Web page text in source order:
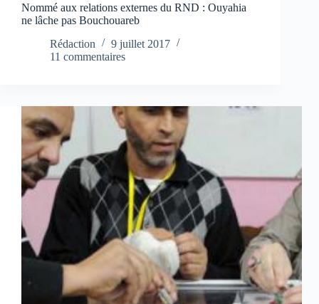
Nommé aux relations externes du RND : Ouyahia
ne lâche pas Bouchouareb
Rédaction
9 juillet 2017
11 commentaires